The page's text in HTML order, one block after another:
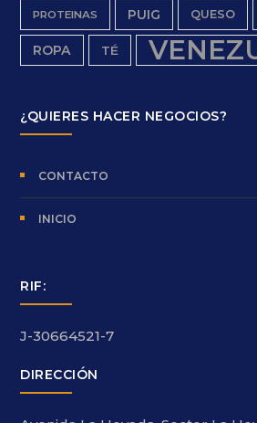
PROTEINAS PUIG QUESO
ROPA TÉ
¿QUIERES HACER NEGOCIOS?
CONTACTO
INICIO
RIF:
J-30664521-7
DIRECCIÓN